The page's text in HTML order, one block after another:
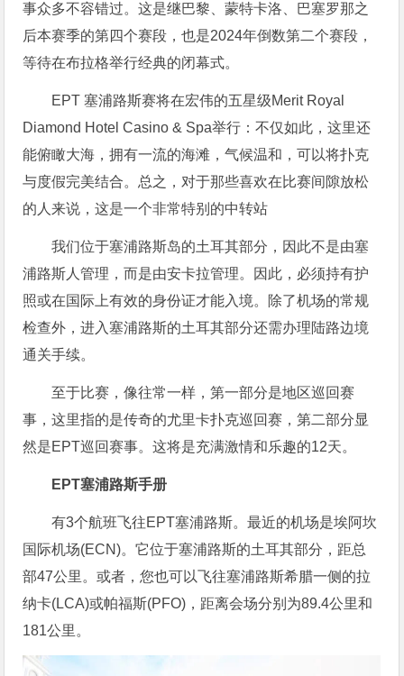
事众多不容错过。这是继巴黎、蒙特卡洛、巴塞罗那之
后本赛季的第四个赛段，也是2024年倒数第二个赛段，
等待在布拉格举行经典的闭幕式。
EPT 塞浦路斯赛将在宏伟的五星级Merit Royal
Diamond Hotel Casino & Spa举行：不仅如此，这里还
能俯瞰大海，拥有一流的海滩，气候温和，可以将扑克
与度假完美结合。总之，对于那些喜欢在比赛间隙放松
的人来说，这是一个非常特别的中转站
我们位于塞浦路斯岛的土耳其部分，因此不是由塞
浦路斯人管理，而是由安卡拉管理。因此，必须持有护
照或在国际上有效的身份证才能入境。除了机场的常规
检查外，进入塞浦路斯的土耳其部分还需办理陆路边境
通关手续。
至于比赛，像往常一样，第一部分是地区巡回赛
事，这里指的是传奇的尤里卡扑克巡回赛，第二部分显
然是EPT巡回赛事。这将是充满激情和乐趣的12天。
EPT塞浦路斯手册
有3个航班飞往EPT塞浦路斯。最近的机场是埃阿坎
国际机场(ECN)。它位于塞浦路斯的土耳其部分，距总
部47公里。或者，您也可以飞往塞浦路斯希腊一侧的拉
纳卡(LCA)或帕福斯(PFO)，距离会场分别为89.4公里和
181公里。